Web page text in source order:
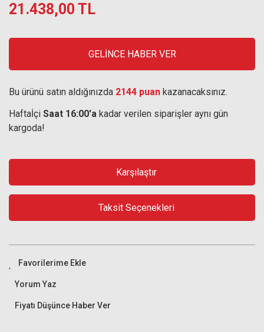
21.438,00 TL
GELİNCE HABER VER
Bu ürünü satın aldığınızda 2144 puan kazanacaksınız.
Haftaİçi Saat 16:00'a kadar verilen siparişler aynı gün
kargoda!
Karşılaştır
Taksit Seçenekleri
Yorum Yaz
Fiyatı Düşünce Haber Ver